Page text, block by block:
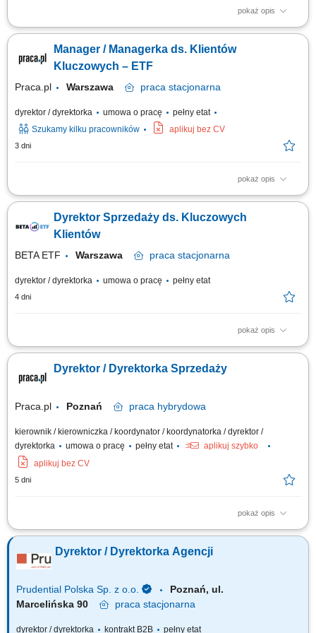
pokaż opis
Zakres obowiązków: Współtworzenie i realizacja strategii sprzedaży B2C,
inicjatyw wspierających rozwój sprzedaży. Tworzenie polityk
sprzedażowych i cenowych (w tym narzędzi do promocji).
Manager / Managerka ds. Klientów
Kluczowych – ETF
Praca.pl Warszawa praca stacjonarna
dyrektor / dyrektorka umowa o pracę
pełny etat
Szukamy kilku pracowników
aplikuj bez CV
3 dni
pokaż opis
Opis stanowiska Odpowiedzialność za rozwój biznesu w obszarze
instytucjonalnymi oraz partnerami biznesowymi. Realizacja strategii
sprzedażowej i zwiększanie wartości aktywów powierzonych produktów.
Dyrektor Sprzedaży ds. Kluczowych
Klientów
BETA ETF Warszawa praca stacjonarna
dyrektor / dyrektorka umowa o pracę pełny etat
4 dni
pokaż opis
Twoja misja, czyli czym będziesz się zajmować: Partnerstwo na lata:
Utrzymujemy najwyższe standardy, ale stawiamy na partnerski model
współpracy. Rozwój biznesu: Drive'owanie sprzedaży produktów BETA
Dyrektor / Dyrektorka Sprzedaży
Praca.pl Poznań praca hybrydowa
kierownik / kierowniczka / koordynator / koordynatorka / dyrektor /
dyrektorka
umowa o pracę pełny etat
aplikuj szybko
aplikuj bez CV
5 dni
pokaż opis
Zakres obowiązków: Tworzenie i realizacja strategii sprzedaży B2C,
Odpowiedzialność za realizację celów sprzedażowych, efektywność oraz
monitorowanie wyników; Analiza danych sprzedażowych, trendów
Dyrektor / Dyrektorka Agencji
Prudential Polska Sp. z o.o.
Poznań, ul.
Marcelińska 90
praca stacjonarna
dyrektor / dyrektorka kontrakt B2B pełny etat